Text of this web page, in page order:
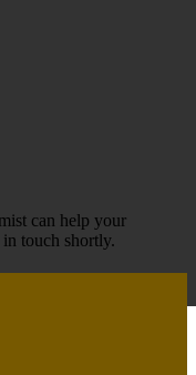
can help your
in touch shortly.